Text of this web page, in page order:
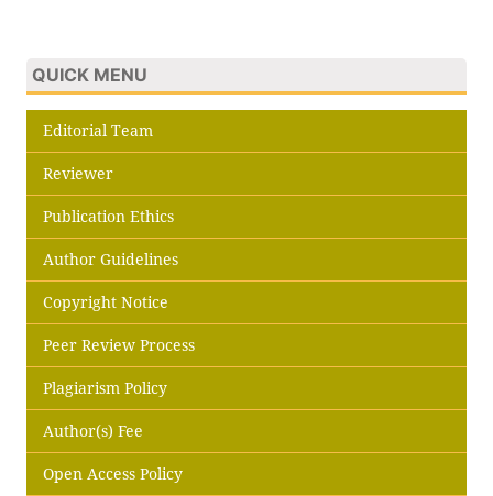
QUICK MENU
Editorial Team
Reviewer
Publication Ethics
Author Guidelines
Copyright Notice
Peer Review Process
Plagiarism Policy
Author(s) Fee
Open Access Policy